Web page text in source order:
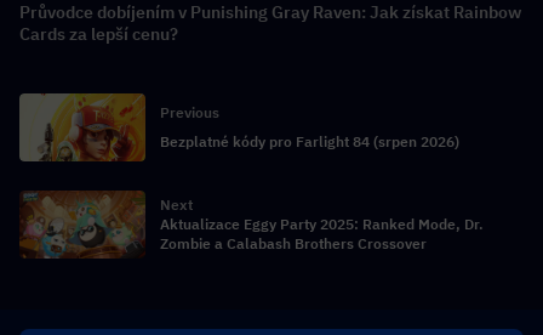
Průvodce dobíjením v Punishing Gray Raven: Jak získat Rainbow
Cards za lepší cenu?
Previous
Bezplatné kódy pro Farlight 84 (srpen 2026)
Next
Aktualizace Eggy Party 2025: Ranked Mode, Dr.
Zombie a Calabash Brothers Crossover